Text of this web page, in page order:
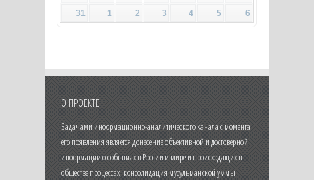
31
1 2 3 4 5 6
О ПРОЕКТЕ
Задачами информационно-аналитического канала с момента
его появления является донесение объективной и достоверной
информации о событиях в России и мире и происходящих в
обществе процессах, консолидация мусульманской уммы